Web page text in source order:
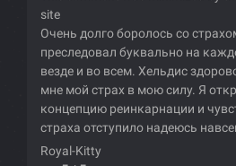
site
Очень долго боролось со
преследовал буквально на
везде и во всем. Хельдис
мне мой страх в мою силу. Я
концепцию реинкарнации и
страха отступило надеюсь
Royal-Kitty